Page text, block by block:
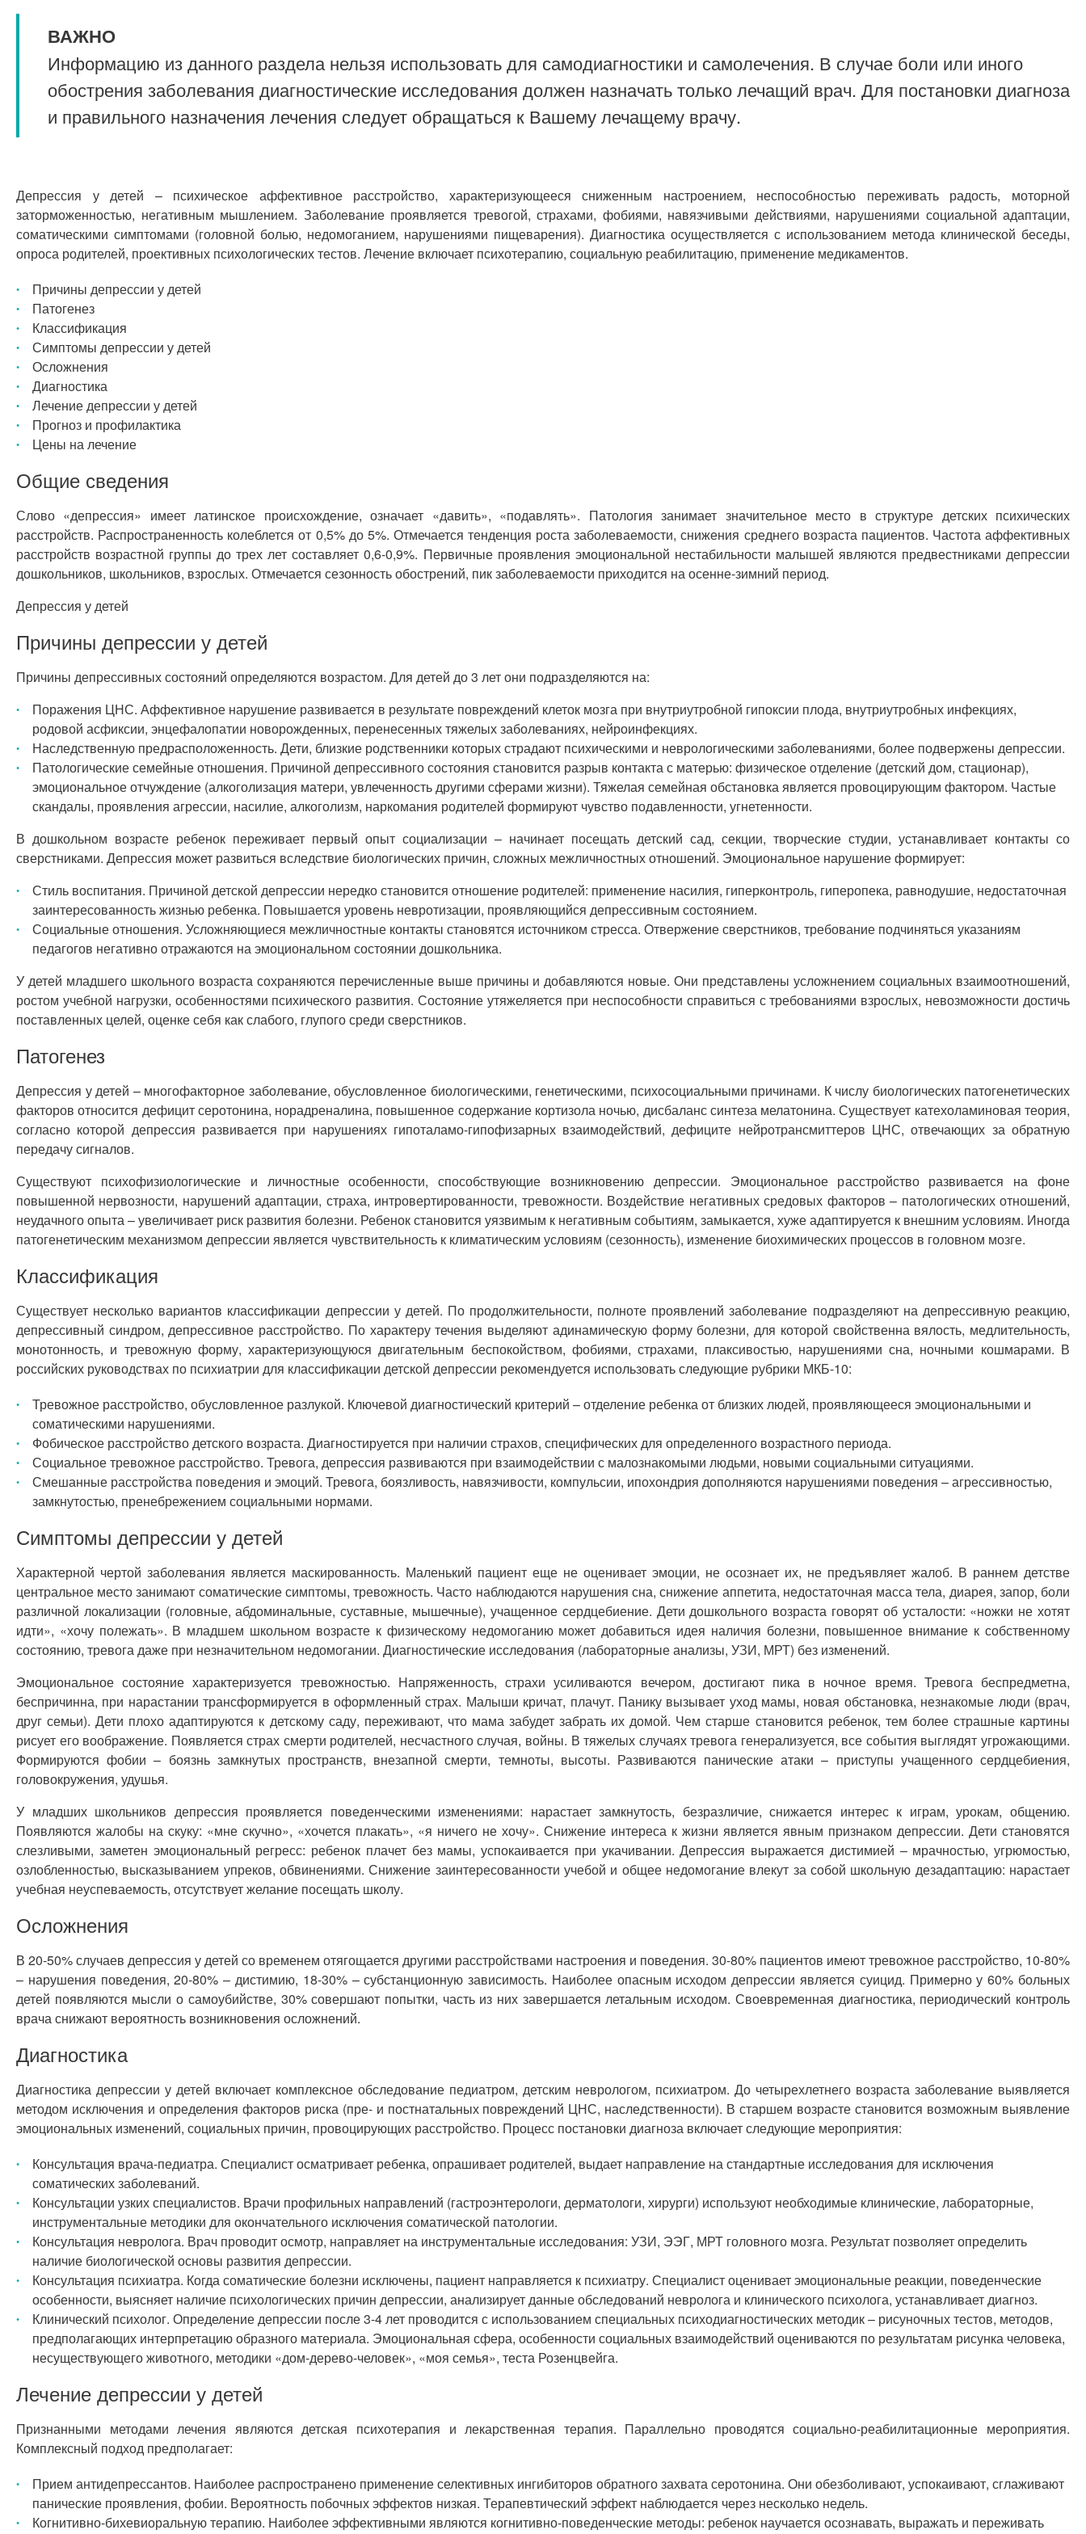
ВАЖНО
Информацию из данного раздела нельзя использовать для самодиагностики и самолечения. В случае боли или иного
обострения заболевания диагностические исследования должен назначать только лечащий врач. Для постановки диагноза
и правильного назначения лечения следует обращаться к Вашему лечащему врачу.
Депрессия у детей – психическое аффективное расстройство, характеризующееся сниженным настроением, неспособностью переживать радость, моторной
заторможенностью, негативным мышлением. Заболевание проявляется тревогой, страхами, фобиями, навязчивыми действиями, нарушениями социальной адаптации,
соматическими симптомами (головной болью, недомоганием, нарушениями пищеварения). Диагностика осуществляется с использованием метода клинической беседы,
опроса родителей, проективных психологических тестов. Лечение включает психотерапию, социальную реабилитацию, применение медикаментов.
Причины депрессии у детей
Патогенез
Классификация
Симптомы депрессии у детей
Осложнения
Диагностика
Лечение депрессии у детей
Прогноз и профилактика
Цены на лечение
Общие сведения
Слово «депрессия» имеет латинское происхождение, означает «давить», «подавлять». Патология занимает значительное место в структуре детских психических
расстройств. Распространенность колеблется от 0,5% до 5%. Отмечается тенденция роста заболеваемости, снижения среднего возраста пациентов. Частота аффективных
расстройств возрастной группы до трех лет составляет 0,6-0,9%. Первичные проявления эмоциональной нестабильности малышей являются предвестниками депрессии
дошкольников, школьников, взрослых. Отмечается сезонность обострений, пик заболеваемости приходится на осенне-зимний период.
Депрессия у детей
Причины депрессии у детей
Причины депрессивных состояний определяются возрастом. Для детей до 3 лет они подразделяются на:
Поражения ЦНС. Аффективное нарушение развивается в результате повреждений клеток мозга при внутриутробной гипоксии плода, внутриутробных инфекциях,
родовой асфиксии, энцефалопатии новорожденных, перенесенных тяжелых заболеваниях, нейроинфекциях.
Наследственную предрасположенность. Дети, близкие родственники которых страдают психическими и неврологическими заболеваниями, более подвержены депрессии.
Патологические семейные отношения. Причиной депрессивного состояния становится разрыв контакта с матерью: физическое отделение (детский дом, стационар),
эмоциональное отчуждение (алкоголизация матери, увлеченность другими сферами жизни). Тяжелая семейная обстановка является провоцирующим фактором. Частые
скандалы, проявления агрессии, насилие, алкоголизм, наркомания родителей формируют чувство подавленности, угнетенности.
В дошкольном возрасте ребенок переживает первый опыт социализации – начинает посещать детский сад, секции, творческие студии, устанавливает контакты со
сверстниками. Депрессия может развиться вследствие биологических причин, сложных межличностных отношений. Эмоциональное нарушение формирует:
Стиль воспитания. Причиной детской депрессии нередко становится отношение родителей: применение насилия, гиперконтроль, гиперопека, равнодушие, недостаточная
заинтересованность жизнью ребенка. Повышается уровень невротизации, проявляющийся депрессивным состоянием.
Социальные отношения. Усложняющиеся межличностные контакты становятся источником стресса. Отвержение сверстников, требование подчиняться указаниям
педагогов негативно отражаются на эмоциональном состоянии дошкольника.
У детей младшего школьного возраста сохраняются перечисленные выше причины и добавляются новые. Они представлены усложнением социальных взаимоотношений,
ростом учебной нагрузки, особенностями психического развития. Состояние утяжеляется при неспособности справиться с требованиями взрослых, невозможности достичь
поставленных целей, оценке себя как слабого, глупого среди сверстников.
Патогенез
Депрессия у детей – многофакторное заболевание, обусловленное биологическими, генетическими, психосоциальными причинами. К числу биологических патогенетических
факторов относится дефицит серотонина, норадреналина, повышенное содержание кортизола ночью, дисбаланс синтеза мелатонина. Существует катехоламиновая теория,
согласно которой депрессия развивается при нарушениях гипоталамо-гипофизарных взаимодействий, дефиците нейротрансмиттеров ЦНС, отвечающих за обратную
передачу сигналов.
Существуют психофизиологические и личностные особенности, способствующие возникновению депрессии. Эмоциональное расстройство развивается на фоне
повышенной нервозности, нарушений адаптации, страха, интровертированности, тревожности. Воздействие негативных средовых факторов – патологических отношений,
неудачного опыта – увеличивает риск развития болезни. Ребенок становится уязвимым к негативным событиям, замыкается, хуже адаптируется к внешним условиям. Иногда
патогенетическим механизмом депрессии является чувствительность к климатическим условиям (сезонность), изменение биохимических процессов в головном мозге.
Классификация
Существует несколько вариантов классификации депрессии у детей. По продолжительности, полноте проявлений заболевание подразделяют на депрессивную реакцию,
депрессивный синдром, депрессивное расстройство. По характеру течения выделяют адинамическую форму болезни, для которой свойственна вялость, медлительность,
монотонность, и тревожную форму, характеризующуюся двигательным беспокойством, фобиями, страхами, плаксивостью, нарушениями сна, ночными кошмарами. В
российских руководствах по психиатрии для классификации детской депрессии рекомендуется использовать следующие рубрики МКБ-10:
Тревожное расстройство, обусловленное разлукой. Ключевой диагностический критерий – отделение ребенка от близких людей, проявляющееся эмоциональными и
соматическими нарушениями.
Фобическое расстройство детского возраста. Диагностируется при наличии страхов, специфических для определенного возрастного периода.
Социальное тревожное расстройство. Тревога, депрессия развиваются при взаимодействии с малознакомыми людьми, новыми социальными ситуациями.
Смешанные расстройства поведения и эмоций. Тревога, боязливость, навязчивости, компульсии, ипохондрия дополняются нарушениями поведения – агрессивностью,
замкнутостью, пренебрежением социальными нормами.
Симптомы депрессии у детей
Характерной чертой заболевания является маскированность. Маленький пациент еще не оценивает эмоции, не осознает их, не предъявляет жалоб. В раннем детстве
центральное место занимают соматические симптомы, тревожность. Часто наблюдаются нарушения сна, снижение аппетита, недостаточная масса тела, диарея, запор, боли
различной локализации (головные, абдоминальные, суставные, мышечные), учащенное сердцебиение. Дети дошкольного возраста говорят об усталости: «ножки не хотят
идти», «хочу полежать». В младшем школьном возрасте к физическому недомоганию может добавиться идея наличия болезни, повышенное внимание к собственному
состоянию, тревога даже при незначительном недомогании. Диагностические исследования (лабораторные анализы, УЗИ, МРТ) без изменений.
Эмоциональное состояние характеризуется тревожностью. Напряженность, страхи усиливаются вечером, достигают пика в ночное время. Тревога беспредметна,
беспричинна, при нарастании трансформируется в оформленный страх. Малыши кричат, плачут. Панику вызывает уход мамы, новая обстановка, незнакомые люди (врач,
друг семьи). Дети плохо адаптируются к детскому саду, переживают, что мама забудет забрать их домой. Чем старше становится ребенок, тем более страшные картины
рисует его воображение. Появляется страх смерти родителей, несчастного случая, войны. В тяжелых случаях тревога генерализуется, все события выглядят угрожающими.
Формируются фобии – боязнь замкнутых пространств, внезапной смерти, темноты, высоты. Развиваются панические атаки – приступы учащенного сердцебиения,
головокружения, удушья.
У младших школьников депрессия проявляется поведенческими изменениями: нарастает замкнутость, безразличие, снижается интерес к играм, урокам, общению.
Появляются жалобы на скуку: «мне скучно», «хочется плакать», «я ничего не хочу». Снижение интереса к жизни является явным признаком депрессии. Дети становятся
слезливыми, заметен эмоциональный регресс: ребенок плачет без мамы, успокаивается при укачивании. Депрессия выражается дистимией – мрачностью, угрюмостью,
озлобленностью, высказыванием упреков, обвинениями. Снижение заинтересованности учебой и общее недомогание влекут за собой школьную дезадаптацию: нарастает
учебная неуспеваемость, отсутствует желание посещать школу.
Осложнения
В 20-50% случаев депрессия у детей со временем отягощается другими расстройствами настроения и поведения. 30-80% пациентов имеют тревожное расстройство, 10-80%
– нарушения поведения, 20-80% – дистимию, 18-30% – субстанционную зависимость. Наиболее опасным исходом депрессии является суицид. Примерно у 60% больных
детей появляются мысли о самоубийстве, 30% совершают попытки, часть из них завершается летальным исходом. Своевременная диагностика, периодический контроль
врача снижают вероятность возникновения осложнений.
Диагностика
Диагностика депрессии у детей включает комплексное обследование педиатром, детским неврологом, психиатром. До четырехлетнего возраста заболевание выявляется
методом исключения и определения факторов риска (пре- и постнатальных повреждений ЦНС, наследственности). В старшем возрасте становится возможным выявление
эмоциональных изменений, социальных причин, провоцирующих расстройство. Процесс постановки диагноза включает следующие мероприятия:
Консультация врача-педиатра. Специалист осматривает ребенка, опрашивает родителей, выдает направление на стандартные исследования для исключения
соматических заболеваний.
Консультации узких специалистов. Врачи профильных направлений (гастроэнтерологи, дерматологи, хирурги) используют необходимые клинические, лабораторные,
инструментальные методики для окончательного исключения соматической патологии.
Консультация невролога. Врач проводит осмотр, направляет на инструментальные исследования: УЗИ, ЭЭГ, МРТ головного мозга. Результат позволяет определить
наличие биологической основы развития депрессии.
Консультация психиатра. Когда соматические болезни исключены, пациент направляется к психиатру. Специалист оценивает эмоциональные реакции, поведенческие
особенности, выясняет наличие психологических причин депрессии, анализирует данные обследований невролога и клинического психолога, устанавливает диагноз.
Клинический психолог. Определение депрессии после 3-4 лет проводится с использованием специальных психодиагностических методик – рисуночных тестов, методов,
предполагающих интерпретацию образного материала. Эмоциональная сфера, особенности социальных взаимодействий оцениваются по результатам рисунка человека,
несуществующего животного, методики «дом-дерево-человек», «моя семья», теста Розенцвейга.
Лечение депрессии у детей
Признанными методами лечения являются детская психотерапия и лекарственная терапия. Параллельно проводятся социально-реабилитационные мероприятия.
Комплексный подход предполагает:
Прием антидепрессантов. Наиболее распространено применение селективных ингибиторов обратного захвата серотонина. Они обезболивают, успокаивают, сглаживают
панические проявления, фобии. Вероятность побочных эффектов низкая. Терапевтический эффект наблюдается через несколько недель.
Когнитивно-бихевиоральную терапию. Наиболее эффективными являются когнитивно-поведенческие методы: ребенок научается осознавать, выражать и переживать